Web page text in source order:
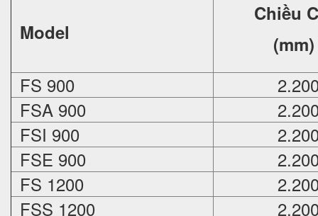
Model
Chiều
(mm)
FS 900
FSA 900
FSI 900
FSE 900
FS 1200
FSS 1200